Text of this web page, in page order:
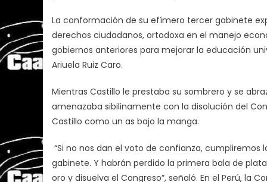
La conformación de su efímero tercer gabinete
derechos ciudadanos, ortodoxa en el manejo
gobiernos anteriores para mejorar la educación
Ariuela Ruiz Caro.
Mientras Castillo le prestaba su sombrero y se
amenazaba sibilinamente con la disolución del
Castillo como un as bajo la manga.
“Si no nos dan el voto de confianza,
gabinete. Y habrán perdido la primera bala de
oro y disuelva el Congreso”, señaló. En el Perú, la